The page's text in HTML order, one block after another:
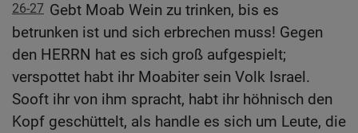
26-27 Gebt Moab Wein zu trinken, bis es
betrunken ist und sich erbrechen muss! Gegen
den HERRN hat es sich groß aufgespielt;
verspottet habt ihr Moabiter sein Volk Israel.
Sooft ihr von ihm spracht, habt ihr höhnisch den
Kopf geschüttelt, als handle es sich um Leute, die